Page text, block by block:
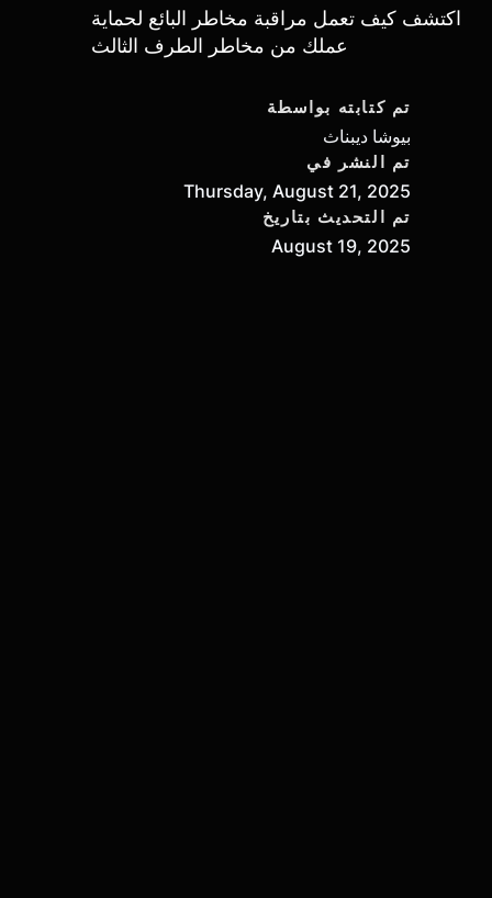
اكتشف كيف تعمل مراقبة مخاطر البائع لحماية
عملك من مخاطر الطرف الثالث
تم كتابته بواسطة
بيوشا ديبناث
تم النشر في
Thursday, August 21, 2025
تم التحديث بتاريخ
August 19, 2025